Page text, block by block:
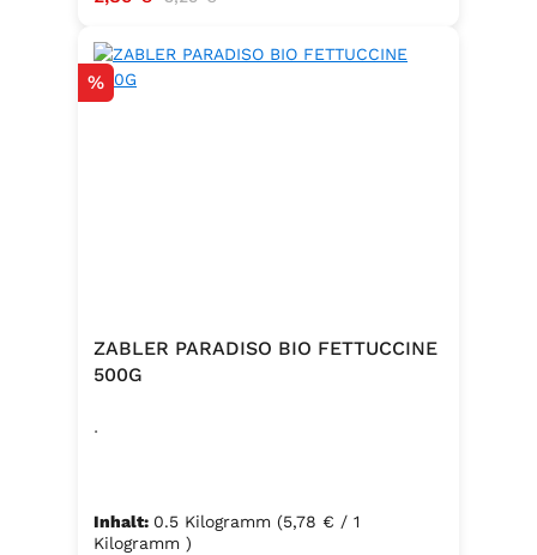
Rabatt
%
ZABLER PARADISO BIO FETTUCCINE
500G
.
Inhalt: 0.5 Kilogramm (5,78 € / 1
Kilogramm )